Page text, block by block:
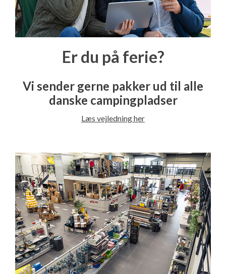
Er du på ferie?
Vi sender gerne pakker ud til alle
danske campingpladser
Læs vejledning her